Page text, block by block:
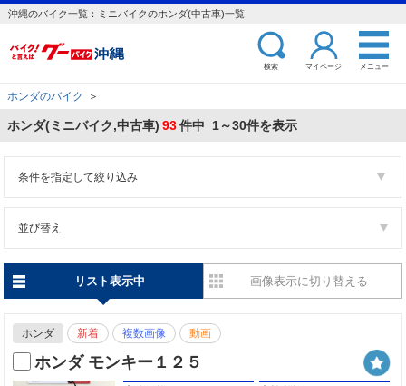
沖縄のバイク一覧：ミニバイクのホンダ(中古車)一覧
検索 マイページ メニュー
ホンダのバイク ＞
ホンダ(ミニバイク,中古車) 93件中 1～30件を表示
条件を指定して絞り込み
並び替え
リスト表示中 画像表示に切り替える
ホンダ 新着 複数画像 動画
ホンダ モンキー１２５